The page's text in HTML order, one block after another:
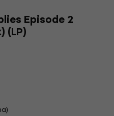
Episode 2
(LP)